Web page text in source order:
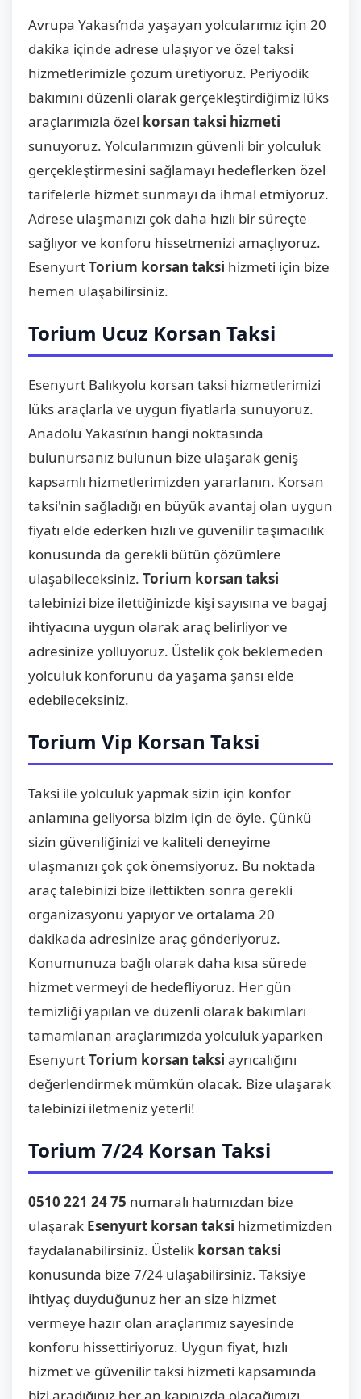
Avrupa Yakası’nda yaşayan yolcularımız için 20
dakika içinde adrese ulaşıyor ve özel taksi
hizmetlerimizle çözüm üretiyoruz. Periyodik
bakımını düzenli olarak gerçekleştirdiğimiz lüks
araçlarımızla özel korsan taksi hizmeti
sunuyoruz. Yolcularımızın güvenli bir yolculuk
gerçekleştirmesini sağlamayı hedeflerken özel
tarifelerle hizmet sunmayı da ihmal etmiyoruz.
Adrese ulaşmanızı çok daha hızlı bir süreçte
sağlıyor ve konforu hissetmenizi amaçlıyoruz.
EsenyurtTorium korsan taksi hizmeti için bize
hemen ulaşabilirsiniz.
Torium Ucuz Korsan Taksi
Esenyurt Balıkyolu korsan taksi hizmetlerimizi
lüks araçlarla ve uygun fiyatlarla sunuyoruz.
Anadolu Yakası’nın hangi noktasında
bulunursanız bulunun bize ulaşarak geniş
kapsamlı hizmetlerimizden yararlanın. Korsan
taksi'nin sağladığı en büyük avantaj olan uygun
fiyatı elde ederken hızlı ve güvenilir taşımacılık
konusunda da gerekli bütün çözümlere
ulaşabileceksiniz. Torium korsan taksi
talebinizi bize ilettiğinizde kişi sayısına ve bagaj
ihtiyacına uygun olarak araç belirliyor ve
adresinize yolluyoruz. Üstelik çok beklemeden
yolculuk konforunu da yaşama şansı elde
edebileceksiniz.
Torium Vip Korsan Taksi
Taksi ile yolculuk yapmak sizin için konfor
anlamına geliyorsa bizim için de öyle. Çünkü
sizin güvenliğinizi ve kaliteli deneyime
ulaşmanızı çok çok önemsiyoruz. Bu noktada
araç talebinizi bize ilettikten sonra gerekli
organizasyonu yapıyor ve ortalama 20
dakikada adresinize araç gönderiyoruz.
Konumunuza bağlı olarak daha kısa sürede
hizmet vermeyi de hedefliyoruz. Her gün
temizliği yapılan ve düzenli olarak bakımları
tamamlanan araçlarımızda yolculuk yaparken
EsenyurtTorium korsan taksi ayrıcalığını
değerlendirmek mümkün olacak. Bize ulaşarak
talebinizi iletmeniz yeterli!
Torium 7/24 Korsan Taksi
0510 221 24 75 numaralı hatımızdan bize
ulaşarak Esenyurt korsan taksi hizmetimizden
faydalanabilirsiniz. Üstelik korsan taksi
konusunda bize 7/24 ulaşabilirsiniz. Taksiye
ihtiyaç duyduğunuz her an size hizmet
vermeye hazır olan araçlarımız sayesinde
konforu hissettiriyoruz. Uygun fiyat, hızlı
hizmet ve güvenilir taksi hizmeti kapsamında
bizi aradığınız her an kapınızda olacağımızı